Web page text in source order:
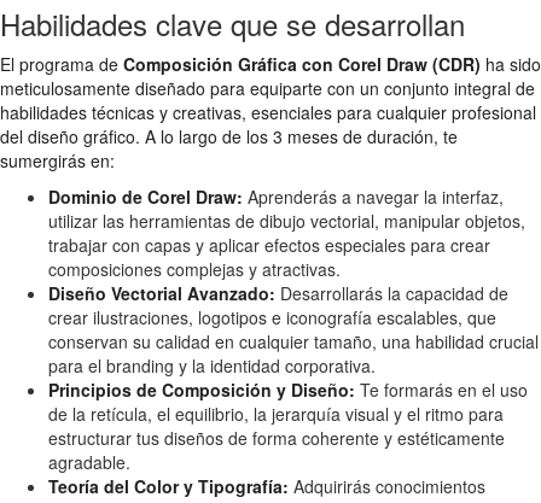
Habilidades clave que se desarrollan
El programa de Composición Gráfica con Corel Draw (CDR) ha sido
meticulosamente diseñado para equiparte con un conjunto integral de
habilidades técnicas y creativas, esenciales para cualquier profesional
del diseño gráfico. A lo largo de los 3 meses de duración, te
sumergirás en:
Dominio de Corel Draw: Aprenderás a navegar la interfaz,
utilizar las herramientas de dibujo vectorial, manipular objetos,
trabajar con capas y aplicar efectos especiales para crear
composiciones complejas y atractivas.
Diseño Vectorial Avanzado: Desarrollarás la capacidad de
crear ilustraciones, logotipos e iconografía escalables, que
conservan su calidad en cualquier tamaño, una habilidad crucial
para el branding y la identidad corporativa.
Principios de Composición y Diseño: Te formarás en el uso
de la retícula, el equilibrio, la jerarquía visual y el ritmo para
estructurar tus diseños de forma coherente y estéticamente
agradable.
Teoría del Color y Tipografía: Adquirirás conocimientos